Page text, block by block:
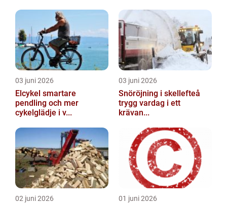
03 juni 2026
Elcykel smartare
pendling och mer
cykelglädje i v...
03 juni 2026
Snöröjning i skellefteå
trygg vardag i ett
krävan...
02 juni 2026 01 juni 2026